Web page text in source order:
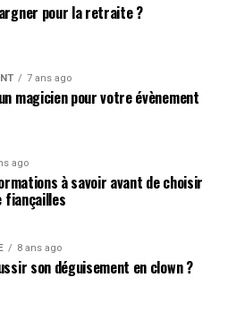
pour la retraite ?
7 ans ago
magicien pour votre évènement
ago
à savoir avant de choisir
fiançailles
8 ans ago
son déguisement en clown ?